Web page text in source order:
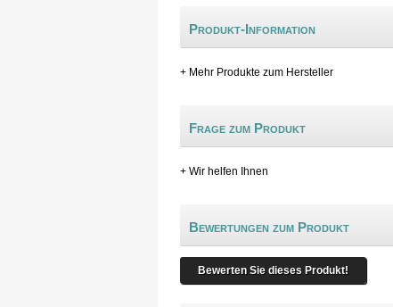
Produkt-Information
+ Mehr Produkte zum Hersteller
Frage zum Produkt
+ Wir helfen Ihnen
Bewertungen zum Produkt
Bewerten Sie dieses Produkt!